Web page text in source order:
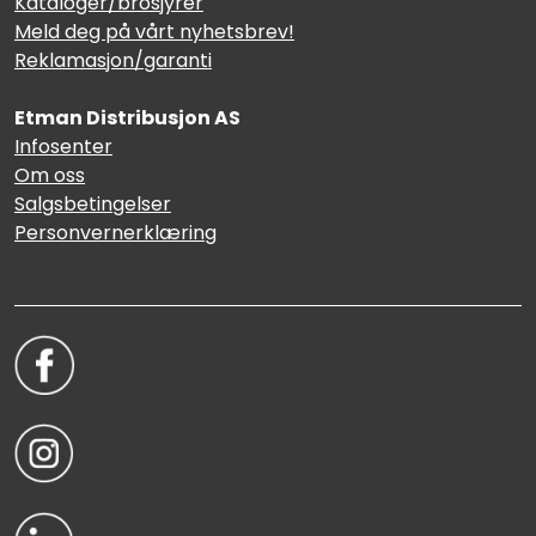
Meld deg på vårt nyhetsbrev!
Reklamasjon/garanti
Etman Distribusjon AS
Infosenter
Om oss
Salgsbetingelser
Personvernerklæring
Sikringsmateriell
Verktøy
Outlet